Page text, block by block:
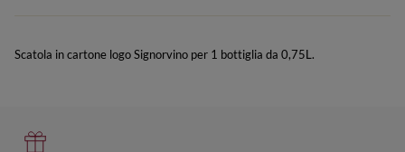
Scatola in cartone logo Signorvino per 1 bottiglia da 0,75L.